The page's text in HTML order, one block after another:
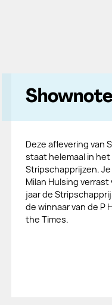
Deze aflevering van
staat helemaal in
Stripschapprijzen.
Milan Hulsing
jaar de
de winnaar van de P
the Times.